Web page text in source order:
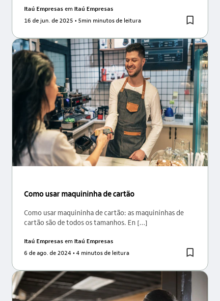
Itaú Empresas em Itaú Empresas
16 de jun. de 2025 • 5min minutos de leitura
Como usar maquininha de cartão
Como usar maquininha de cartão: as maquininhas de
cartão são de todos os tamanhos. En [...]
Itaú Empresas em Itaú Empresas
6 de ago. de 2024 • 4 minutos de leitura